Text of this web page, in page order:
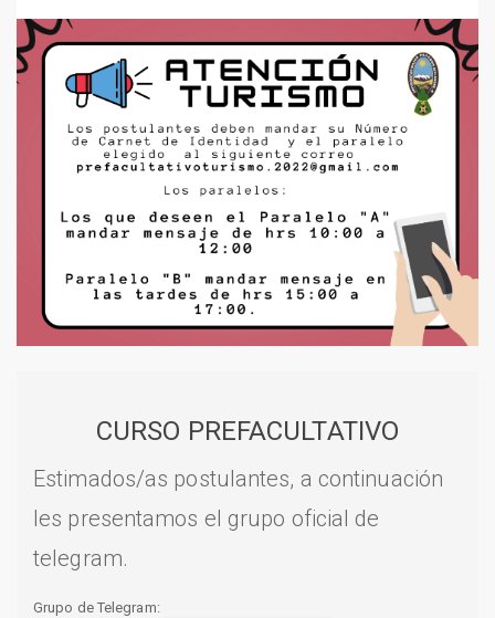
CURSO PREFACULTATIVO
Estimados/as postulantes, a continuación
les presentamos el grupo oficial de
telegram.
Grupo de Telegram: